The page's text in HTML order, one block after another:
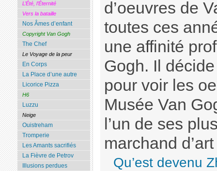
d’oeuvres de
toutes ces
une affinité
Gogh. Il
pour voir les
Musée Van
l’un de ses
marchand
Qu’est devenu
L’Été, l’Éternité
Vers la bataille
Nos Âmes d’enfant
Copyright Van Gogh
The Chef
Le Voyage de la peur
En Corps
La Place d’une autre
Licorice Pizza
H6
Luzzu
Neige
Ouistreham
Tromperie
Les Amants sacrifiés
La Fièvre de Petrov
Illusions perdues